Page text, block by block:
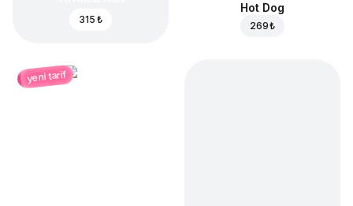
315 ₺
Hot Dog
269 ₺
yeni tarif